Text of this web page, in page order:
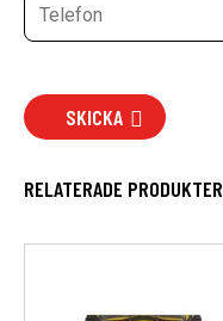
SKICKA
RELATERADE PRODUKTER